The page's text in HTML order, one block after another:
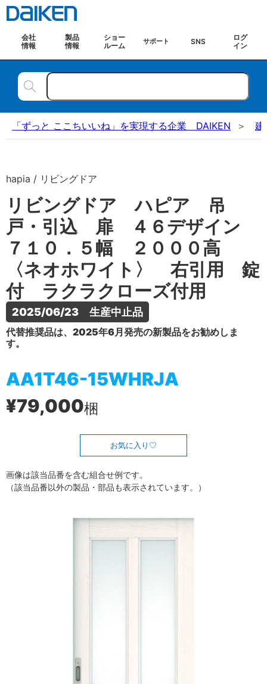
会社
情報
製品
情報
ショー
ルーム
サポート SNS
ログ
イン
「ずっと ここちいいね」を実現する企業 DAIKEN 建
hapia / リビングドア
リビングドア ハピア 吊
戸・引込 扉 ４６デザイン
７１０．５幅 ２０００高
〈ネオホワイト〉 右引用 錠
付 ラクラクローズ付用
2025/06/23　生産中止品
代替推奨品は、2025年6月発売の新製品をお勧めしま
す。
AA1T46-15WHRJA
¥79,000梱
お気に入り
画像は該当品番を含む組合せ例です。
（該当品番以外の製品・部品も表示されています。）